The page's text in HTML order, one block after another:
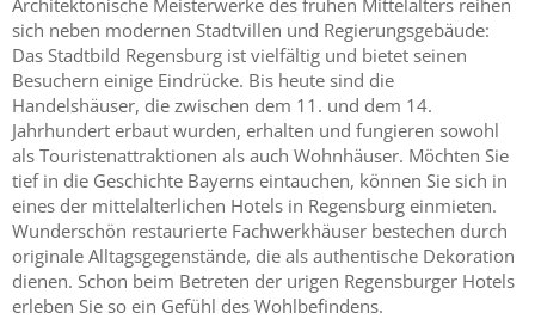
sich neben modernen Stadtvillen und Regierungsgebäude:
Das Stadtbild Regensburg ist vielfältig und bietet seinen
Besuchern einige Eindrücke. Bis heute sind die
Handelshäuser, die zwischen dem 11. und dem 14.
Jahrhundert erbaut wurden, erhalten und fungieren sowohl
als Touristenattraktionen als auch Wohnhäuser. Möchten Sie
tief in die Geschichte Bayerns eintauchen, können Sie sich in
eines der mittelalterlichen Hotels in Regensburg einmieten.
Wunderschön restaurierte Fachwerkhäuser bestechen durch
originale Alltagsgegenstände, die als authentische Dekoration
dienen. Schon beim Betreten der urigen Regensburger Hotels
erleben Sie so ein Gefühl des Wohlbefindens.